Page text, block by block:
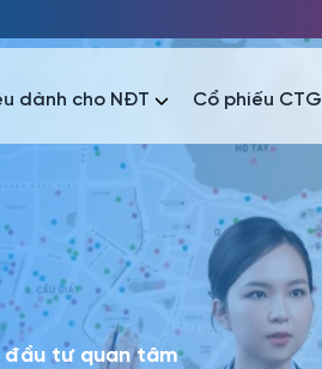
tin giao dịch Công bố thông tin
dành cho NĐT Cổ phiếu CTG
tin giao dịch Công bố thông tin
đầu tư quan tâm